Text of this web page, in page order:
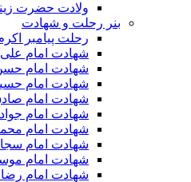
ولادت حضرت
بنر رحلت و شهادت
رحلت پیامبر
شهادت امام
شهادت امام
شهادت امام
شهادت امام
شهادت امام
شهادت امام
شهادت امام
شهادت امام
شهادت امام